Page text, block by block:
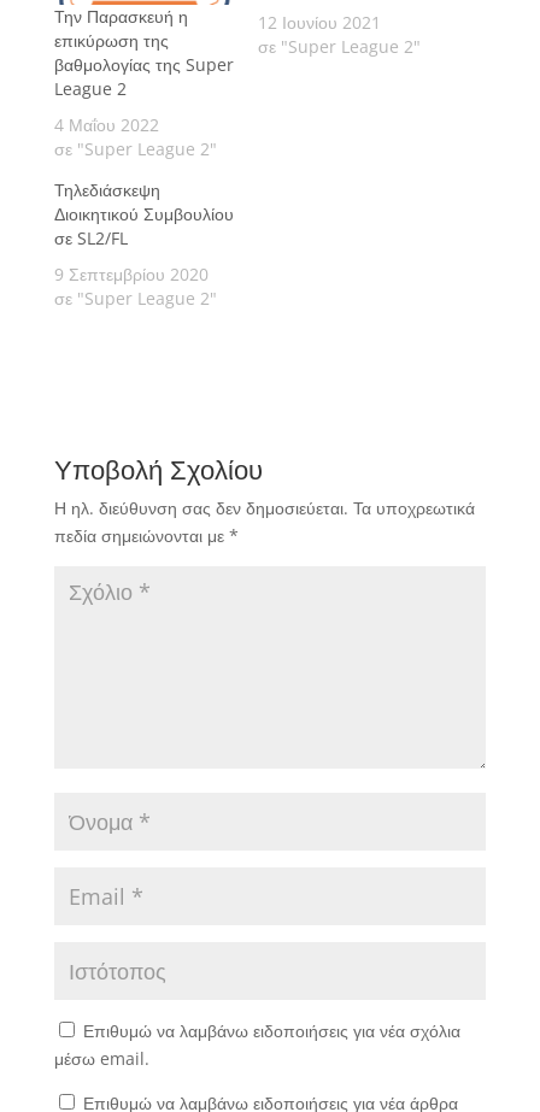
Την Παρασκευή η
επικύρωση της
βαθμολογίας της Super
League 2
4 Μαΐου 2022
σε "Super League 2"
12 Ιουνίου 2021
σε "Super League 2"
Τηλεδιάσκεψη
Διοικητικού Συμβουλίου
σε SL2/FL
9 Σεπτεμβρίου 2020
σε "Super League 2"
Υποβολή Σχολίου
Η ηλ. διεύθυνση σας δεν δημοσιεύεται. Τα υποχρεωτικά
πεδία σημειώνονται με *
Επιθυμώ να λαμβάνω ειδοποιήσεις για νέα σχόλια
μέσω email.
Επιθυμώ να λαμβάνω ειδοποιήσεις για νέα άρθρα